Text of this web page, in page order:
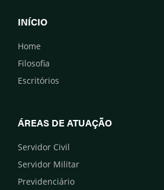
INÍCIO
Home
Filosofia
Escritórios
ÁREAS DE ATUAÇÃO
Servidor Civil
Servidor Militar
Previdenciário